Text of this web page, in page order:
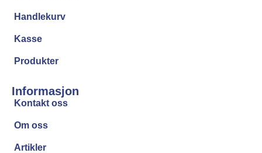
Handlekurv
Kasse
Produkter
Informasjon
Kontakt oss
Om oss
Artikler